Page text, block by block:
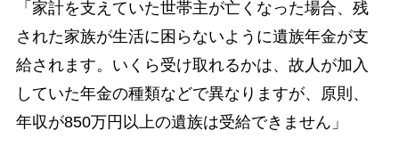
「家計を支えていた世帯主が亡くなった場合、残
された家族が生活に困らないように遺族年金が支
給されます。いくら受け取れるかは、故人が加入
していた年金の種類などで異なりますが、原則、
年収が850万円以上の遺族は受給できません」